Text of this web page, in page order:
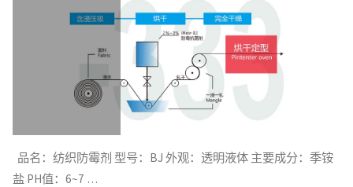
水
防
霉
品名：纺织防霉剂 型号：BJ 外观：透明液体 主要成分：季铵
盐 PH值：6~7 …